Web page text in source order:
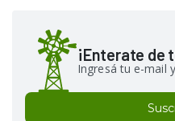
¡Enterate de
Ingresá tu e-mail